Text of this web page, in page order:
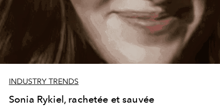
INDUSTRY TRENDS
Sonia Rykiel, rachetée et sauvée